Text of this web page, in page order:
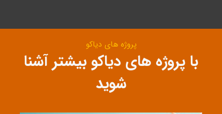
پروژه های دیاکو
با پروژه های دیاکو بیشتر آشنا
شوید